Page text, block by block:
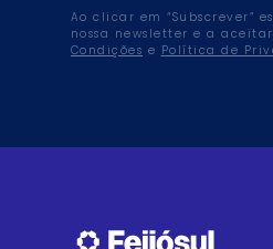
Ao clicar em “Subscrever”
nossa newsletter e a
Condições e Política de